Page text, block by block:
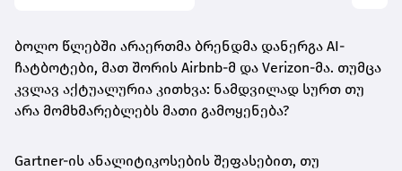
ბოლო წლებში არაერთმა ბრენდმა დანერგა AI-
ჩატბოტები, მათ შორის Airbnb-მ და Verizon-მა. თუმცა
კვლავ აქტუალურია კითხვა: ნამდვილად სურთ თუ
არა მომხმარებლებს მათი გამოყენება?
Gartner-ის ანალიტიკოსების შეფასებით, თუ